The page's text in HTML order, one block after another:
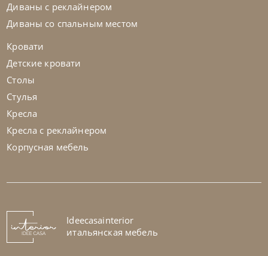
Стол Universe
На заказ 45-90 дн
Диваны с реклайнером
Диваны со спальным местом
Кровати
Детские кровати
Столы
Стулья
Кресла
Кресла с реклайнером
Корпусная мебель
Ideecasainterior
итальянская мебель